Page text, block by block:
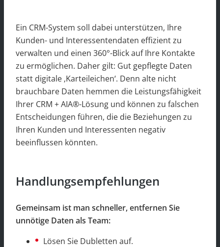
Ein CRM-System soll dabei unterstützen, Ihre
Kunden- und Interessentendaten effizient zu
verwalten und einen 360°-Blick auf Ihre Kontakte
zu ermöglichen. Daher gilt: Gut gepflegte Daten
statt digitale ‚Karteileichen‘. Denn alte nicht
brauchbare Daten hemmen die Leistungsfähigkeit
Ihrer CRM + AIA®-Lösung und können zu falschen
Entscheidungen führen, die die Beziehungen zu
Ihren Kunden und Interessenten negativ
beeinflussen könnten.
Handlungsempfehlungen
Gemeinsam ist man schneller, entfernen Sie
unnötige Daten als Team:
Lösen Sie Dubletten auf.